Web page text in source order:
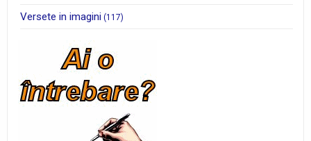
Versete in imagini (117)